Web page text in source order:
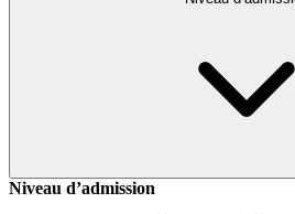
Niveau d’admission